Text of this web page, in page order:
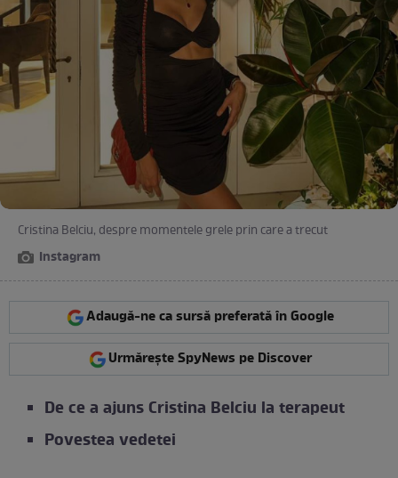
Cristina Belciu, despre momentele grele prin care a trecut
Instagram
Adaugă-ne ca sursă preferată în Google
Urmărește SpyNews pe Discover
De ce a ajuns Cristina Belciu la terapeut
Povestea vedetei